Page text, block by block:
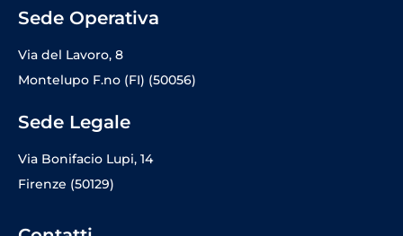
Sede Operativa
Via del Lavoro, 8
Montelupo F.no (FI) (50056)
Sede Legale
Via Bonifacio Lupi, 14
Firenze (50129)